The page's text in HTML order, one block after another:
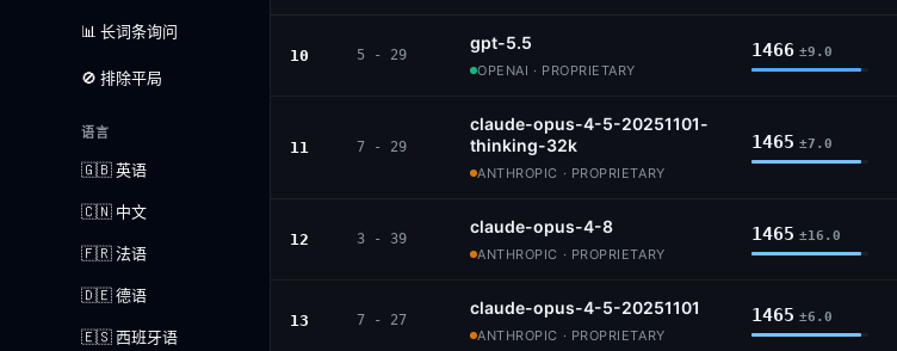
📊 长词条询问
🚫 排除平局
语言
🇬🇧 英语
🇨🇳 中文
🇫🇷 法语
🇩🇪 德语
🇪🇸 西班牙语
10 5 - 29
gpt-5.5
OPENAI · PROPRIETARY
1466 ±9.0
11 7 - 29
claude-opus-4-5-20251101-
thinking-32k
ANTHROPIC · PROPRIETARY
1465 ±7.0
12 3 - 39
claude-opus-4-8
ANTHROPIC · PROPRIETARY
1465 ±16.0
13 7 - 27
claude-opus-4-5-20251101
ANTHROPIC · PROPRIETARY
1465 ±6.0